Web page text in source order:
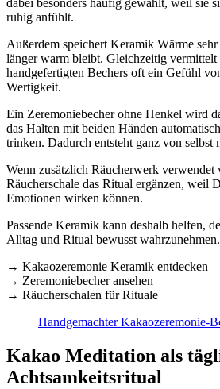
dabei besonders häufig gewählt, weil sie
ruhig anfühlt.
Außerdem speichert Keramik Wärme
länger warm bleibt. Gleichzeitig vermittelt
handgefertigten Bechers oft ein Gefühl
Wertigkeit.
Ein Zeremoniebecher ohne Henkel wird
das Halten mit beiden Händen
trinken. Dadurch entsteht ganz von selbst
Wenn zusätzlich Räucherwerk verwendet
Räucherschale das Ritual ergänzen, weil
Emotionen wirken können.
Passende Keramik kann deshalb helfen,
Alltag und Ritual bewusst wahrzunehmen.
→ Kakaozeremonie Keramik entdecken
→ Zeremoniebecher ansehen
→ Räucherschalen für Rituale
Handgemachter Kakaozeremonie-
Kakao Meditation als
Achtsamkeitsritual